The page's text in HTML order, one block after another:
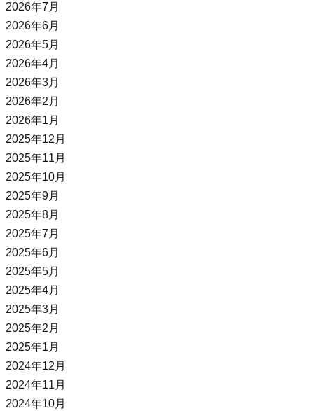
2026年7月
2026年6月
2026年5月
2026年4月
2026年3月
2026年2月
2026年1月
2025年12月
2025年11月
2025年10月
2025年9月
2025年8月
2025年7月
2025年6月
2025年5月
2025年4月
2025年3月
2025年2月
2025年1月
2024年12月
2024年11月
2024年10月